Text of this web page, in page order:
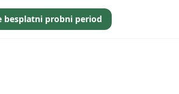
besplatni probni period